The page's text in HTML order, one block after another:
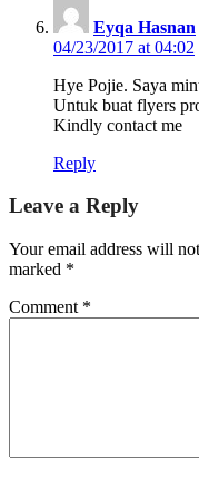
Eyqa Hasnan
04/23/2017 at 04:02
Hye Pojie. Saya
Untuk buat flyers
Kindly contact me
Reply
Leave a Reply
Your email address will
marked *
Comment *